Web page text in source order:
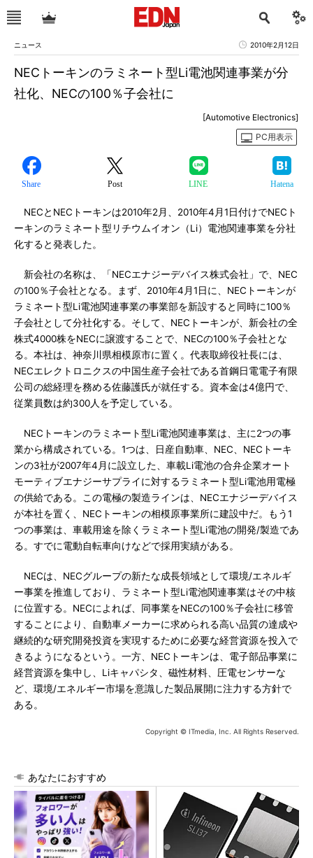
ニュース 2010年2月12日
NECトーキンのラミネート型Li電池関連事業が分
社化、NECの100％子会社に
[Automotive Electronics]
PC用表示
Share Post LINE Hatena
NECとNECトーキンは2010年2月、2010年4月1日付けでNECト
ーキンのラミネート型リチウムイオン（Li）電池関連事業を分社
化すると発表した。
新会社の名称は、「NECエナジーデバイス株式会社」で、NEC
の100％子会社となる。まず、2010年4月1日に、NECトーキンが
ラミネート型Li電池関連事業の事業部を新設すると同時に100％
子会社として分社化する。そして、NECトーキンが、新会社の全
株式4000株をNECに譲渡することで、NECの100％子会社とな
る。本社は、神奈川県相模原市に置く。代表取締役社長には、
NECエレクトロニクスの中国生産子会社である首鋼日電電子有限
公司の総経理を務める佐藤護氏が就任する。資本金は4億円で、
従業員数は約300人を予定している。
NECトーキンのラミネート型Li電池関連事業は、主に2つの事
業から構成されている。1つは、日産自動車、NEC、NECトーキ
ンの3社が2007年4月に設立した、車載Li電池の合弁企業オート
モーティブエナジーサプライに対するラミネート型Li電池用電極
の供給である。この電極の製造ラインは、NECエナジーデバイス
が本社を置く、NECトーキンの相模原事業所に建設中だ。もう1
つの事業は、車載用途を除くラミネート型Li電池の開発/製造であ
る。すでに電動自転車向けなどで採用実績がある。
NECは、NECグループの新たな成長領域として環境/エネルギ
ー事業を推進しており、ラミネート型Li電池関連事業はその中核
に位置する。NECによれば、同事業をNECの100％子会社に移管
することにより、自動車メーカーに求められる高い品質の達成や
継続的な研究開発投資を実現するために必要な経営資源を投入で
きるようになるという。一方、NECトーキンは、電子部品事業に
経営資源を集中し、Liキャパシタ、磁性材料、圧電センサーな
ど、環境/エネルギー市場を意識した製品展開に注力する方針で
ある。
Copyright © ITmedia, Inc. All Rights Reserved.
あなたにおすすめ